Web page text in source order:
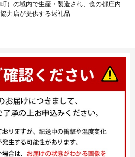
町）の域内で生産・製造され、食の都庄内
協力店が提供する返礼品